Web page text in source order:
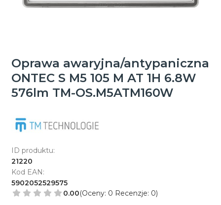
Oprawa awaryjna/antypaniczna
ONTEC S M5 105 M AT 1H 6.8W
576lm TM-OS.M5ATM160W
ID produktu:
21220
Kod EAN:
5902052529575
0.00(Oceny: 0 Recenzje: 0)